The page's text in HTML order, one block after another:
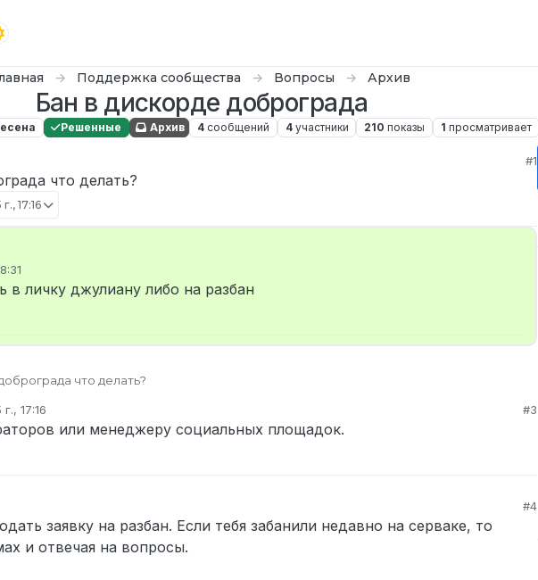
Поддержка сообщества Вопросы Архив
Бан в дискорде доброграда
Решенные Архив 4 сообщений 4 участники 210 показы 1 просматривает
#1
что делать?
17:16
личку джулиану либо на разбан
что делать?
17:16 #3
или менеджеру социальных площадок.
#4
заявку на разбан. Если тебя забанили недавно на серваке, то
и отвечая на вопросы.